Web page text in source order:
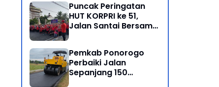
Puncak Peringatan
HUT KORPRI ke 51,
Jalan Santai Bersama
Pemkab Ponorogo
Perbaiki Jalan
Sepanjang 150